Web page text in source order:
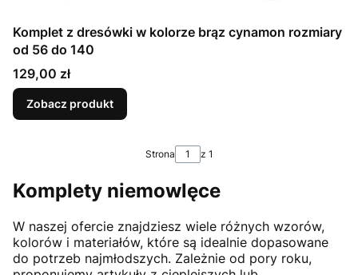
Komplet z dresówki w kolorze brąz cynamon rozmiary
od 56 do 140
Cena
129,00 zł
Zobacz produkt
Strona z 1
Komplety niemowlęce
W naszej ofercie znajdziesz wiele różnych wzorów,
kolorów i materiałów, które są idealnie dopasowane
do potrzeb najmłodszych. Zależnie od pory roku,